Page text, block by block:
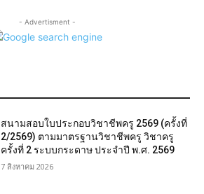
- Advertisment -
สนามสอบใบประกอบวิชาชีพครู 2569 (ครั้งที่
2/2569) ตามมาตรฐานวิชาชีพครู วิชาครู
ครั้งที่ 2 ระบบกระดาษ ประจำปี พ.ศ. 2569
7 สิงหาคม 2026